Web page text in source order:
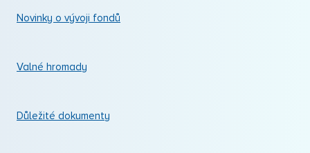
Novinky o vývoji fondů
Valné hromady
Důležité dokumenty